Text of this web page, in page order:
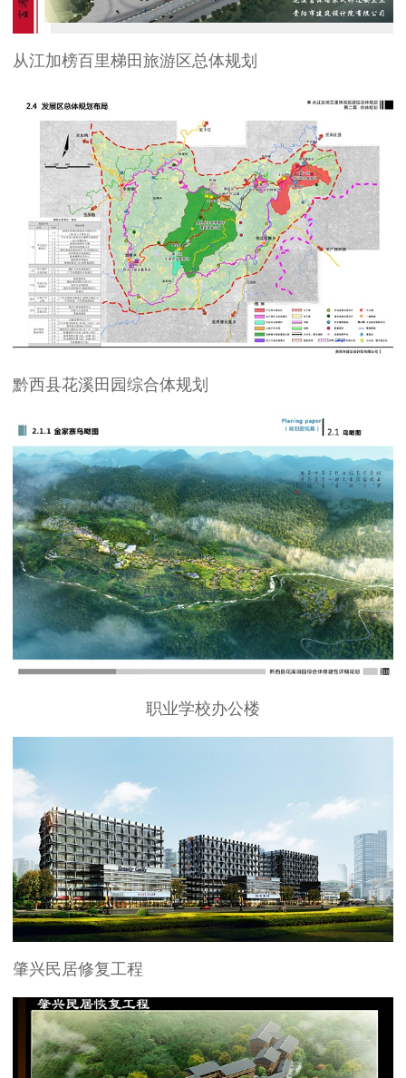
从江加榜百里梯田旅游区总体规划
黔西县花溪田园综合体规划
职业学校办公楼
肇兴民居修复工程